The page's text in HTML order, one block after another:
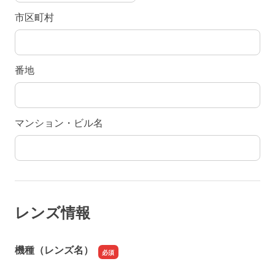
市区町村
番地
マンション・ビル名
レンズ情報
機種（レンズ名）